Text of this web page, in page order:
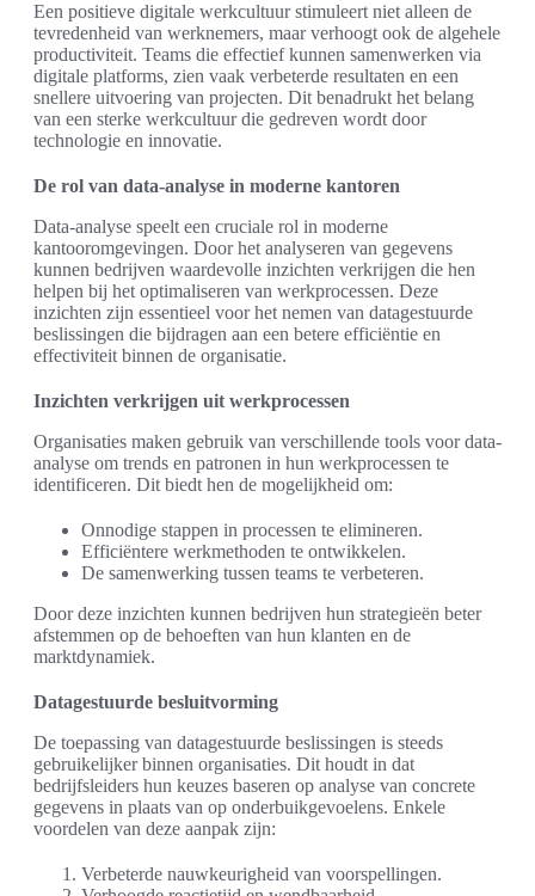
Een positieve digitale werkcultuur stimuleert niet alleen de
tevredenheid van werknemers, maar verhoogt ook de algehele
productiviteit. Teams die effectief kunnen samenwerken via
digitale platforms, zien vaak verbeterde resultaten en een
snellere uitvoering van projecten. Dit benadrukt het belang
van een sterke werkcultuur die gedreven wordt door
technologie en innovatie.
De rol van data-analyse in moderne kantoren
Data-analyse speelt een cruciale rol in moderne
kantooromgevingen. Door het analyseren van gegevens
kunnen bedrijven waardevolle inzichten verkrijgen die hen
helpen bij het optimaliseren van werkprocessen. Deze
inzichten zijn essentieel voor het nemen van datagestuurde
beslissingen die bijdragen aan een betere efficiëntie en
effectiviteit binnen de organisatie.
Inzichten verkrijgen uit werkprocessen
Organisaties maken gebruik van verschillende tools voor data-
analyse om trends en patronen in hun werkprocessen te
identificeren. Dit biedt hen de mogelijkheid om:
Onnodige stappen in processen te elimineren.
Efficiëntere werkmethoden te ontwikkelen.
De samenwerking tussen teams te verbeteren.
Door deze inzichten kunnen bedrijven hun strategieën beter
afstemmen op de behoeften van hun klanten en de
marktdynamiek.
Datagestuurde besluitvorming
De toepassing van datagestuurde beslissingen is steeds
gebruikelijker binnen organisaties. Dit houdt in dat
bedrijfsleiders hun keuzes baseren op analyse van concrete
gegevens in plaats van op onderbuikgevoelens. Enkele
voordelen van deze aanpak zijn:
Verbeterde nauwkeurigheid van voorspellingen.